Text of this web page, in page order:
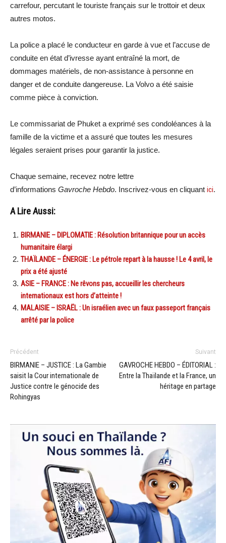
carrefour, percutant le touriste français sur le trottoir et deux
autres motos.
La police a placé le conducteur en garde à vue et l’accuse de
conduite en état d’ivresse ayant entraîné la mort, de
dommages matériels, de non-assistance à personne en
danger et de conduite dangereuse. La Volvo a été saisie
comme pièce à conviction.
Le commissariat de Phuket a exprimé ses condoléances à la
famille de la victime et a assuré que toutes les mesures
légales seraient prises pour garantir la justice.
Chaque semaine, recevez notre lettre
d’informations Gavroche Hebdo. Inscrivez-vous en cliquant ici.
A Lire Aussi:
BIRMANIE – DIPLOMATIE : Résolution britannique pour un accès
humanitaire élargi
THAÏLANDE – ÉNERGIE : Le pétrole repart à la hausse ! Le 4 avril, le
prix a été ajusté
ASIE – FRANCE : Ne rêvons pas, accueillir les chercheurs
internationaux est hors d’atteinte !
MALAISIE – ISRAËL : Un israélien avec un faux passeport français
arrêté par la police
Précédent
BIRMANIE – JUSTICE : La Gambie
saisit la Cour internationale de
Justice contre le génocide des
Rohingyas
Suivant
GAVROCHE HEBDO – ÉDITORIAL :
Entre la Thaïlande et la France, un
héritage en partage